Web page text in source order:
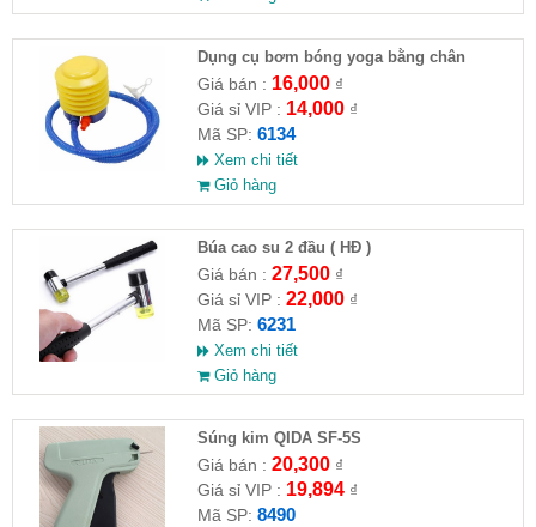
Dụng cụ bơm bóng yoga bằng chân
Giá bán : 16,000₫
Giá sỉ VIP : 14,000₫
Mã SP: 6134
Xem chi tiết
Giỏ hàng
Búa cao su 2 đầu ( HĐ )
Giá bán : 27,500₫
Giá sỉ VIP : 22,000₫
Mã SP: 6231
Xem chi tiết
Giỏ hàng
Súng kim QIDA SF-5S
Giá bán : 20,300₫
Giá sỉ VIP : 19,894₫
Mã SP: 8490